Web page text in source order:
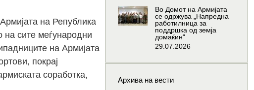
на Република
на сите меѓународни
на Армијата
покрај
соработка,
Во Домот на Армијата
се одржува „Напредна
работилница за
поддршка од земја
домаќин“
29.07.2026
Архива на вести